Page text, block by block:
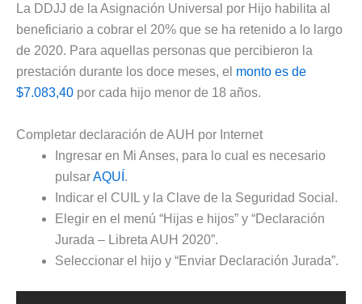
La DDJJ de la Asignación Universal por Hijo habilita al
beneficiario a cobrar el 20% que se ha retenido a lo largo
de 2020. Para aquellas personas que percibieron la
prestación durante los doce meses, el monto es de
$7.083,40 por cada hijo menor de 18 años.
Completar declaración de AUH por Internet
Ingresar en Mi Anses, para lo cual es necesario
pulsarAQUÍ .
Indicar el CUIL y la Clave de la Seguridad Social.
Elegir en el menú “Hijas e hijos” y “Declaración
Jurada – Libreta AUH 2020”.
Seleccionar el hijo y “Enviar Declaración Jurada”.